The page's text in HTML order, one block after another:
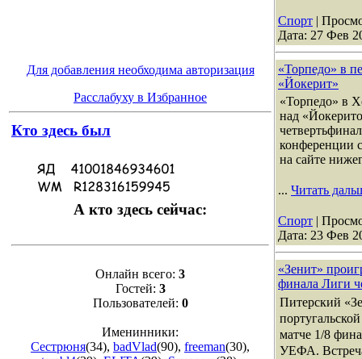
Для добавления необходима авторизация
Расслабуху в Избранное
Кто здесь был
А кто здесь сейчас:
Онлайн всего: 3
Гостей: 3
Пользователей: 0
Именинники:
Сестрюня(34), badVlad(90), freeman(30),
Спорт |
Дата: 27 Фев
«Торпедо» в
«Йокерит»
«Торпедо» в
над
конференции
на сайте
... Читать
Спорт |
Дата: 23 Фев
«Зенит»
финала Лиги
Питерский
матче 1/8
УЕФА.